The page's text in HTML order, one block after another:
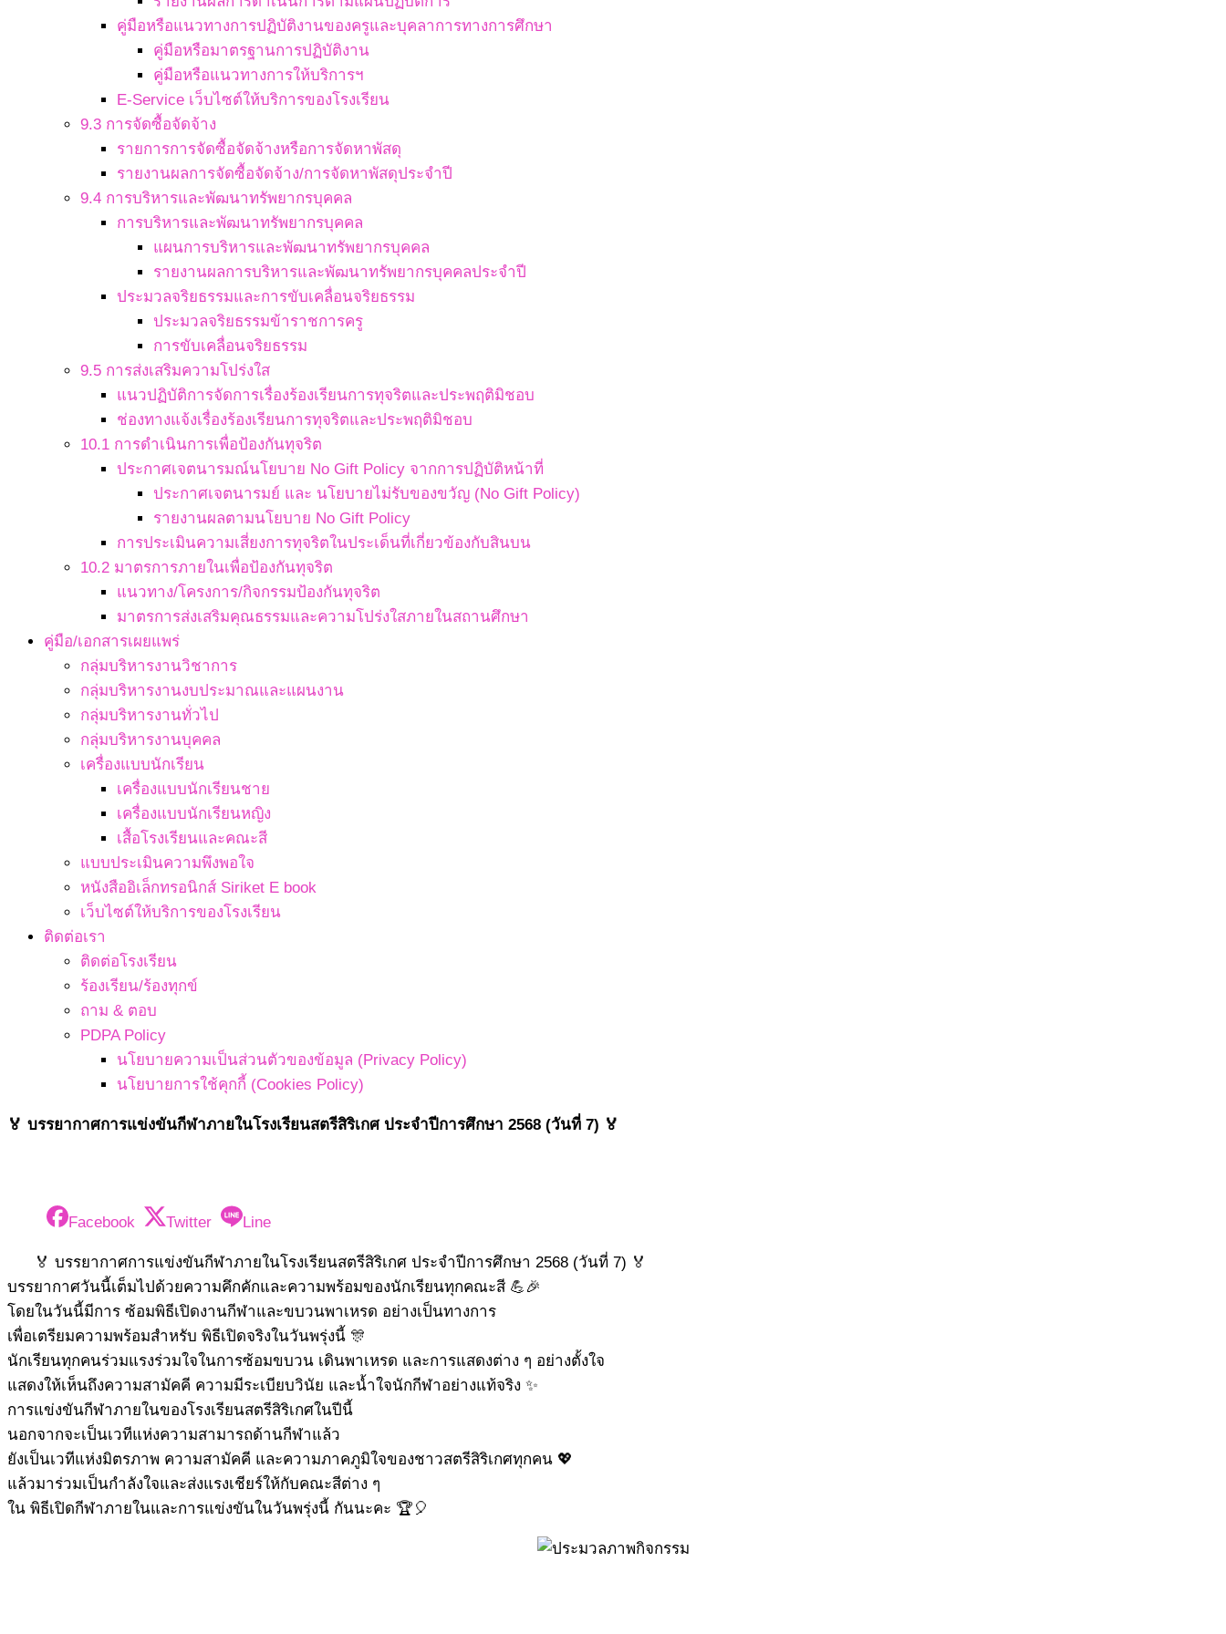
คู่มือหรือแนวทางการปฏิบัติงานของครูและบุคลาการทางการศึกษา
คู่มือหรือมาตรฐานการปฏิบัติงาน
คู่มือหรือแนวทางการให้บริการฯ
E-Service เว็บไซต์ให้บริการของโรงเรียน
9.3 การจัดซื้อจัดจ้าง
รายการการจัดซื้อจัดจ้างหรือการจัดหาพัสดุ
รายงานผลการจัดซื้อจัดจ้าง/การจัดหาพัสดุประจำปี
9.4 การบริหารและพัฒนาทรัพยากรบุคคล
การบริหารและพัฒนาทรัพยากรบุคคล
แผนการบริหารและพัฒนาทรัพยากรบุคคล
รายงานผลการบริหารและพัฒนาทรัพยากรบุคคลประจำปี
ประมวลจริยธรรมและการขับเคลื่อนจริยธรรม
ประมวลจริยธรรมข้าราชการครู
การขับเคลื่อนจริยธรรม
9.5 การส่งเสริมความโปร่งใส
แนวปฏิบัติการจัดการเรื่องร้องเรียนการทุจริตและประพฤติมิชอบ
ช่องทางแจ้งเรื่องร้องเรียนการทุจริตและประพฤติมิชอบ
10.1 การดำเนินการเพื่อป้องกันทุจริต
ประกาศเจตนารมณ์นโยบาย No Gift Policy จากการปฏิบัติหน้าที่
ประกาศเจตนารมย์ และ นโยบายไม่รับของขวัญ (No Gift Policy)
รายงานผลตามนโยบาย No Gift Policy
การประเมินความเสี่ยงการทุจริตในประเด็นที่เกี่ยวข้องกับสินบน
10.2 มาตรการภายในเพื่อป้องกันทุจริต
แนวทาง/โครงการ/กิจกรรมป้องกันทุจริต
มาตรการส่งเสริมคุณธรรมและความโปร่งใสภายในสถานศึกษา
คู่มือ/เอกสารเผยแพร่
กลุ่มบริหารงานวิชาการ
กลุ่มบริหารงานงบประมาณและแผนงาน
กลุ่มบริหารงานทั่วไป
กลุ่มบริหารงานบุคคล
เครื่องแบบนักเรียน
เครื่องแบบนักเรียนชาย
เครื่องแบบนักเรียนหญิง
เสื้อโรงเรียนและคณะสี
แบบประเมินความพึงพอใจ
หนังสืออิเล็กทรอนิกส์ Siriket E book
เว็บไซต์ให้บริการของโรงเรียน
ติดต่อเรา
ติดต่อโรงเรียน
ร้องเรียน/ร้องทุกข์
ถาม & ตอบ
PDPA Policy
นโยบายความเป็นส่วนตัวของข้อมูล (Privacy Policy)
นโยบายการใช้คุกกี้ (Cookies Policy)
🏅 บรรยากาศการแข่งขันกีฬาภายในโรงเรียนสตรีสิริเกศ ประจำปีการศึกษา 2568 (วันที่ 7) 🏅
Facebook Twitter Line
🏅 บรรยากาศการแข่งขันกีฬาภายในโรงเรียนสตรีสิริเกศ ประจำปีการศึกษา 2568 (วันที่ 7) 🏅
บรรยากาศวันนี้เต็มไปด้วยความคึกคักและความพร้อมของนักเรียนทุกคณะสี 💪🎉
โดยในวันนี้มีการ ซ้อมพิธีเปิดงานกีฬาและขบวนพาเหรด อย่างเป็นทางการ
เพื่อเตรียมความพร้อมสำหรับ พิธีเปิดจริงในวันพรุ่งนี้ 🎊
นักเรียนทุกคนร่วมแรงร่วมใจในการซ้อมขบวน เดินพาเหรด และการแสดงต่าง ๆ อย่างตั้งใจ
แสดงให้เห็นถึงความสามัคคี ความมีระเบียบวินัย และน้ำใจนักกีฬาอย่างแท้จริง ✨
การแข่งขันกีฬาภายในของโรงเรียนสตรีสิริเกศในปีนี้
นอกจากจะเป็นเวทีแห่งความสามารถด้านกีฬาแล้ว
ยังเป็นเวทีแห่งมิตรภาพ ความสามัคคี และความภาคภูมิใจของชาวสตรีสิริเกศทุกคน 💖
แล้วมาร่วมเป็นกำลังใจและส่งแรงเชียร์ให้กับคณะสีต่าง ๆ
ใน พิธีเปิดกีฬาภายในและการแข่งขันในวันพรุ่งนี้ กันนะคะ 🏆🎈